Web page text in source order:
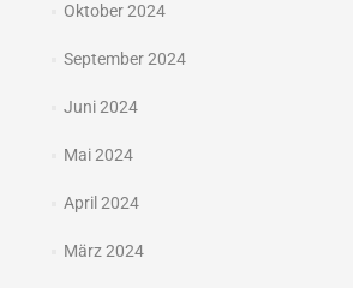
Oktober 2024
September 2024
Juni 2024
Mai 2024
April 2024
März 2024